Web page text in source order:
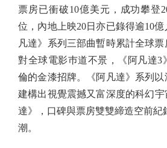
票房已衝破10億美元，成功攀登
位，內地上映20日亦已錄得逾10
凡達》系列三部曲暫時累計全球
對全球電影巿道不景，《阿凡達3
倫的金漆招牌。《阿凡達》系列以
建構出視覺震撼又富深度的科幻宇
達》，口碑與票房雙雙締造空前紀
潮。